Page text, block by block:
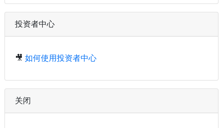
投资者中心
🎥 如何使用投资者中心
关闭